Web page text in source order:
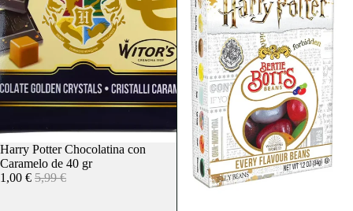
Agotado
Harry Potter Chocolatina con
Caramelo de 40 gr
1,00 € 5,99 €